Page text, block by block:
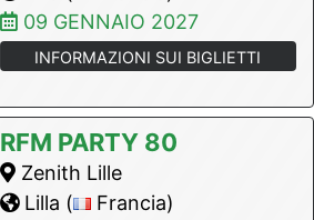
09 GENNAIO 2027
INFORMAZIONI SUI BIGLIETTI
RFM PARTY 80
Zenith Lille
Lilla (
Francia)